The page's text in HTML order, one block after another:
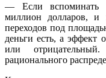
— Если вспоминать
миллион долларов, и
переходов под
деньги есть, а эффект
или
рационального